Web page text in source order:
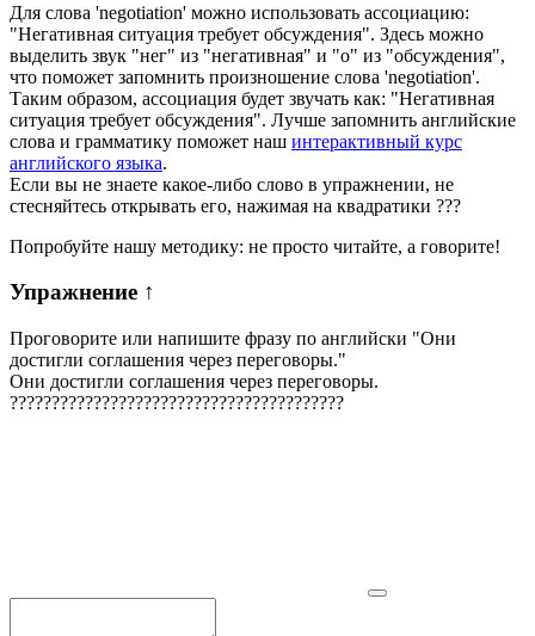
Для слова 'negotiation' можно использовать ассоциацию:
"Негативная ситуация требует обсуждения". Здесь можно
выделить звук "нег" из "негативная" и "о" из "обсуждения",
что поможет запомнить произношение слова 'negotiation'.
Таким образом, ассоциация будет звучать как: "Негативная
ситуация требует обсуждения". Лучше запомнить английские
слова и грамматику поможет наш интерактивный курс
английского языка.
Если вы не знаете какое-либо слово в упражнении, не
стесняйтесь открывать его, нажимая на квадратики ???
Попробуйте нашу методику: не просто читайте, а говорите!
Упражнение ↑
Проговорите или напишите фразу по английски "Они
достигли соглашения через переговоры."
Они достигли соглашения через переговоры.
????????????????????????????????????????